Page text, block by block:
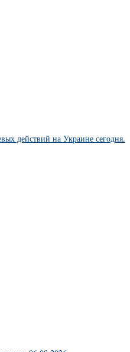
действий на Украине сегодня.